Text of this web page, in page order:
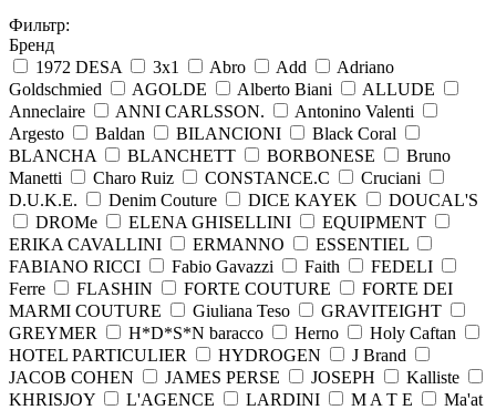
Фильтр:
Бренд
1972 DESA
3x1 Abro Add
Adriano
Goldschmied
AGOLDE Alberto Biani
ALLUDE
Anneclaire
ANNI CARLSSON.
Antonino Valenti
Argesto
Baldan BILANCIONI
Black Coral
BLANCHA
BLANCHETT BORBONESE
Bruno
Manetti
Charo Ruiz CONSTANCE.C
Cruciani
D.U.K.E.
Denim Couture DICE KAYEK
DOUCAL'S
DROMe
ELENA GHISELLINI
EQUIPMENT
ERIKA CAVALLINI
ERMANNO
ESSENTIEL
FABIANO RICCI
Fabio Gavazzi Faith
FEDELI
Ferre
FLASHIN FORTE COUTURE
FORTE DEI
MARMI COUTURE
Giuliana Teso
GRAVITEIGHT
GREYMER
H*D*S*N baracco Herno
Holy Caftan
HOTEL PARTICULIER
HYDROGEN
J Brand
JACOB COHEN
JAMES PERSE JOSEPH
Kalliste
KHRISJOY
L'AGENCE LARDINI M A T E
Ma'at